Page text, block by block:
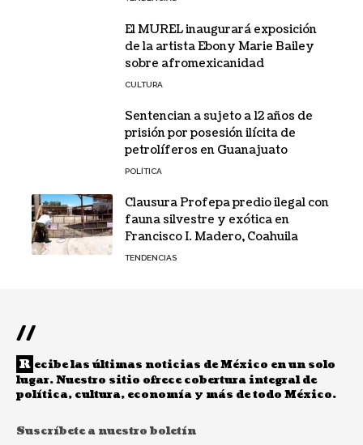
El MUREL inaugurará exposición
de la artista Ebony Marie Bailey
sobre afromexicanidad
CULTURA
Sentencian a sujeto a 12 años de
prisión por posesión ilícita de
petrolíferos en Guanajuato
POLÍTICA
Clausura Profepa predio ilegal con
fauna silvestre y exótica en
Francisco I. Madero, Coahuila
TENDENCIAS
//
R ecibe las últimas noticias de México en un solo
lugar. Nuestro sitio ofrece cobertura integral de
política, cultura, economía y más de todo México.
Suscríbete a nuestro boletín